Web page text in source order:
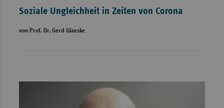
Soziale Ungleichheit in Zeiten von Corona
von Prof. Dr. Gerd Glaeske